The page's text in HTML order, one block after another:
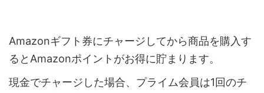
Amazonギフト券にチャージしてから商品を購入す
るとAmazonポイントがお得に貯まります。
現金でチャージした場合、プライム会員は1回のチ